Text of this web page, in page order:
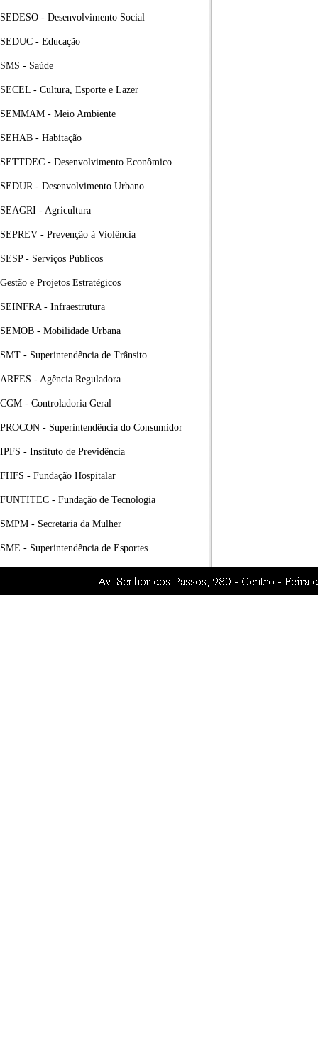
SEDESO - Desenvolvimento Social
SEDUC - Educação
SMS - Saúde
SECEL - Cultura, Esporte e Lazer
SEMMAM - Meio Ambiente
SEHAB - Habitação
SETTDEC - Desenvolvimento Econômico
SEDUR - Desenvolvimento Urbano
SEAGRI - Agricultura
SEPREV - Prevenção à Violência
SESP - Serviços Públicos
Gestão e Projetos Estratégicos
SEINFRA - Infraestrutura
SEMOB - Mobilidade Urbana
SMT - Superintendência de Trânsito
ARFES - Agência Reguladora
CGM - Controladoria Geral
PROCON - Superintendência do Consumidor
IPFS - Instituto de Previdência
FHFS - Fundação Hospitalar
FUNTITEC - Fundação de Tecnologia
SMPM - Secretaria da Mulher
SME - Superintendência de Esportes